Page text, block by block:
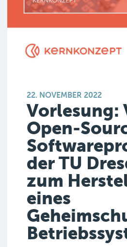
22. NOVEMBER 2022
Vorlesung:
Open-
der TU
zum
eines